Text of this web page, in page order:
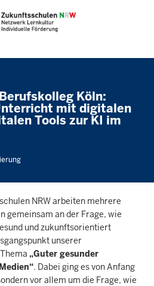
zum Inhalt
Hauptmenü
Köln:
mit digitalen
Tools zur KI im
NRW arbeiten mehrere
gemeinsam an der Frage, wie
und zukunftsorientiert
unserer
„Guter gesunder
. Dabei ging es von Anfang
vor allem um die Frage, wie